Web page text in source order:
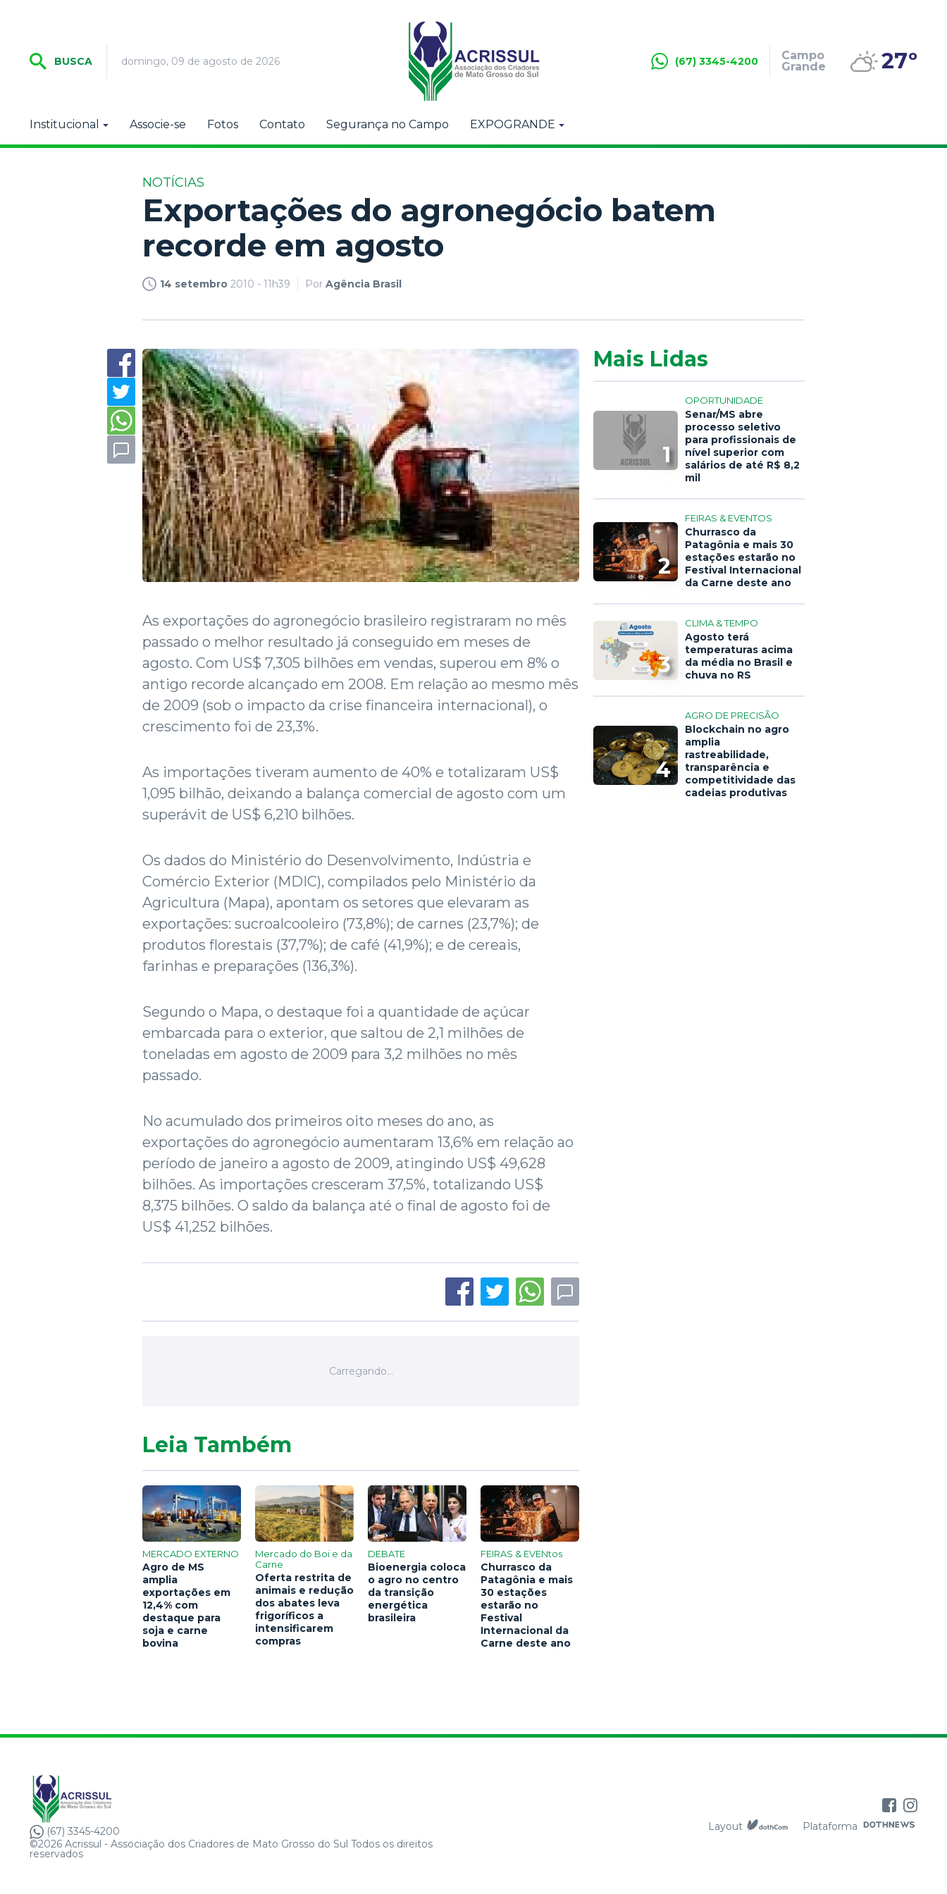
BUSCA domingo, 09 de agosto de 2026 (67) 3345-4200
Campo
Grande
27º
Institucional Associe-se Fotos Contato Segurança no Campo EXPOGRANDE
NOTÍCIAS
Exportações do agronegócio batem
recorde em agosto
14 setembro 2010 - 11h39 Por Agência Brasil
As exportações do agronegócio brasileiro registraram no mês
passado o melhor resultado já conseguido em meses de
agosto. Com US$ 7,305 bilhões em vendas, superou em 8% o
antigo recorde alcançado em 2008. Em relação ao mesmo mês
de 2009 (sob o impacto da crise financeira internacional), o
crescimento foi de 23,3%.
As importações tiveram aumento de 40% e totalizaram US$
1,095 bilhão, deixando a balança comercial de agosto com um
superávit de US$ 6,210 bilhões.
Os dados do Ministério do Desenvolvimento, Indústria e
Comércio Exterior (MDIC), compilados pelo Ministério da
Agricultura (Mapa), apontam os setores que elevaram as
exportações: sucroalcooleiro (73,8%); de carnes (23,7%); de
produtos florestais (37,7%); de café (41,9%); e de cereais,
farinhas e preparações (136,3%).
Segundo o Mapa, o destaque foi a quantidade de açúcar
embarcada para o exterior, que saltou de 2,1 milhões de
toneladas em agosto de 2009 para 3,2 milhões no mês
passado.
No acumulado dos primeiros oito meses do ano, as
exportações do agronegócio aumentaram 13,6% em relação ao
período de janeiro a agosto de 2009, atingindo US$ 49,628
bilhões. As importações cresceram 37,5%, totalizando US$
8,375 bilhões. O saldo da balança até o final de agosto foi de
US$ 41,252 bilhões.
Mais Lidas
1
OPORTUNIDADE
Senar/MS abre
processo seletivo
para profissionais de
nível superior com
salários de até R$ 8,2
mil
2
FEIRAS & EVENTOS
Churrasco da
Patagônia e mais 30
estações estarão no
Festival Internacional
da Carne deste ano
3
CLIMA & TEMPO
Agosto terá
temperaturas acima
da média no Brasil e
chuva no RS
4
AGRO DE PRECISÃO
Blockchain no agro
amplia
rastreabilidade,
transparência e
competitividade das
cadeias produtivas
Leia Também
MERCADO EXTERNO
Agro de MS
amplia
exportações em
12,4% com
destaque para
soja e carne
bovina
Mercado do Boi e da
Carne
Oferta restrita de
animais e redução
dos abates leva
frigoríficos a
intensificarem
compras
DEBATE
Bioenergia coloca
o agro no centro
da transição
energética
brasileira
FEIRAS & EVENtos
Churrasco da
Patagônia e mais
30 estações
estarão no
Festival
Internacional da
Carne deste ano
(67) 3345-4200
©2026 Acrissul - Associação dos Criadores de Mato Grosso do Sul Todos os direitos
reservados
Layout Plataforma